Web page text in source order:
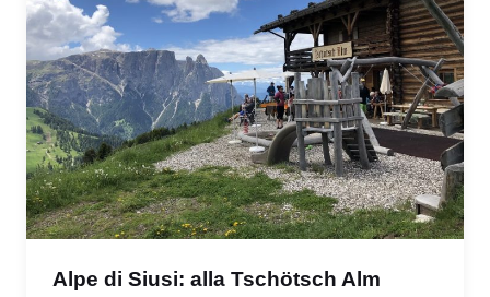
Alpe di Siusi: alla Tschötsch Alm